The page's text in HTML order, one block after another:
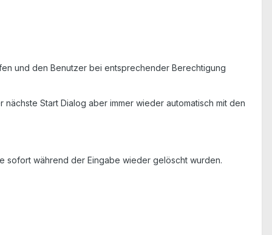
und den Benutzer bei entsprechender Berechtigung
Start Dialog aber immer wieder automatisch mit den
sofort während der Eingabe wieder gelöscht wurden.